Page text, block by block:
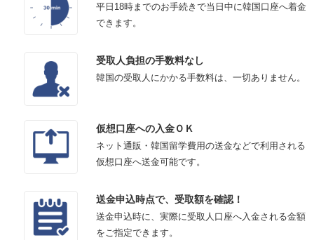
平日18時までのお手続きで当日中に韓国口座へ着金
できます。
受取人負担の手数料なし
韓国の受取人にかかる手数料は、一切ありません。
仮想口座への入金ＯＫ
ネット通販・韓国留学費用の送金などで利用される
仮想口座へ送金可能です。
送金申込時点で、受取額を確認！
送金申込時に、実際に受取人口座へ入金される金額
をご指定できます。